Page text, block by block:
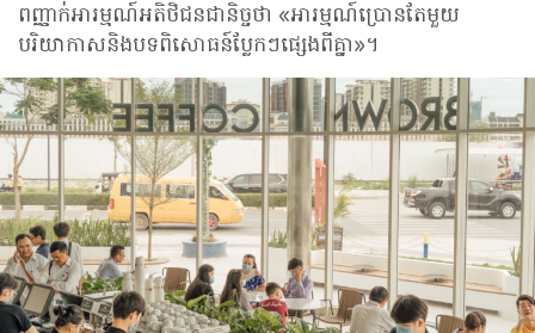
ពញ្ញាក់អារម្មណ៍អតិថិជនជានិច្ចថា «អារម្មណ៍ប្រោនតែមួយ
បរិយាកាសនិងបទពិសោធន៍ប្លែកៗផ្សេងពីគ្នា»។